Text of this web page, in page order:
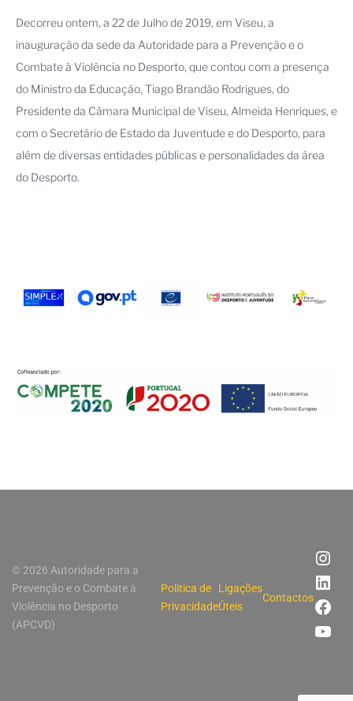
Decorreu ontem, a 22 de Julho de 2019, em Viseu, a
inauguração da sede da Autoridade para a Prevenção e o
Combate à Violência no Desporto, que contou com a presença
do Ministro da Educação, Tiago Brandão Rodrigues, do
Presidente da Câmara Municipal de Viseu, Almeida Henriques, e
com o Secretário de Estado da Juventude e do Desporto, para
além de diversas entidades públicas e personalidades da área
do Desporto.
© 2026 Autoridade para a
Prevenção e o Combate à
Violência no Desporto
(APCVD)
Política de
Privacidade
Ligações
Úteis
Contactos